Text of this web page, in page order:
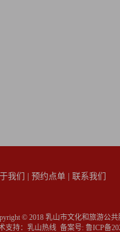
我们 预约点单 联系我们
© 2018 乳山市文化和旅游公
支持： 乳山热线 备案号: 鲁ICP备